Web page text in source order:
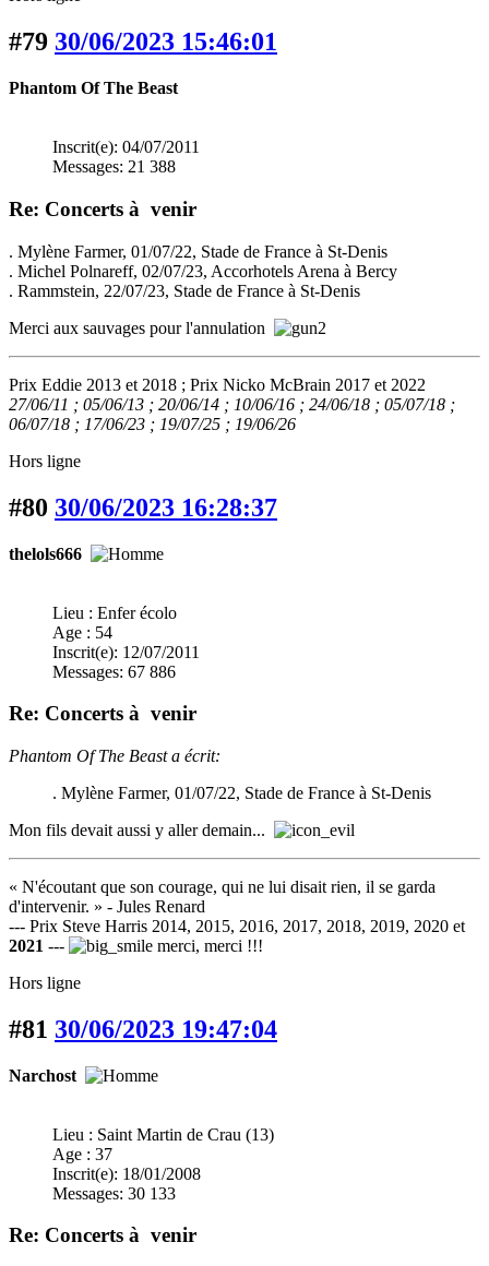
#79 30/06/2023 15:46:01
Phantom Of The Beast
Inscrit(e): 04/07/2011
Messages: 21 388
Re: Concerts à venir
. Mylène Farmer, 01/07/22, Stade de France à St-Denis
. Michel Polnareff, 02/07/23, Accorhotels Arena à Bercy
. Rammstein, 22/07/23, Stade de France à St-Denis
Merci aux sauvages pour l'annulation
Prix Eddie 2013 et 2018 ; Prix Nicko McBrain 2017 et 2022
27/06/11 ; 05/06/13 ; 20/06/14 ; 10/06/16 ; 24/06/18 ; 05/07/18 ;
06/07/18 ; 17/06/23 ; 19/07/25 ; 19/06/26
Hors ligne
#80 30/06/2023 16:28:37
thelols666
Lieu : Enfer écolo
Age : 54
Inscrit(e): 12/07/2011
Messages: 67 886
Re: Concerts à venir
Phantom Of The Beast a écrit:
. Mylène Farmer, 01/07/22, Stade de France à St-Denis
Mon fils devait aussi y aller demain...
« N'écoutant que son courage, qui ne lui disait rien, il se garda
d'intervenir. » - Jules Renard
--- Prix Steve Harris 2014, 2015, 2016, 2017, 2018, 2019, 2020 et
2021 ---
merci, merci !!!
Hors ligne
#81 30/06/2023 19:47:04
Narchost
Lieu : Saint Martin de Crau (13)
Age : 37
Inscrit(e): 18/01/2008
Messages: 30 133
Re: Concerts à venir